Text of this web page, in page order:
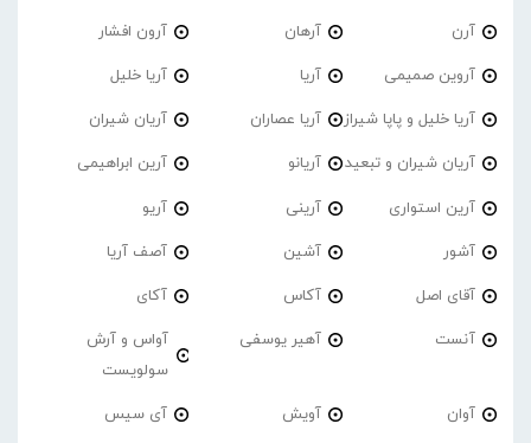
آرن آرهان آرون افشار
آروین صمیمی آریا آریا خلیل
آریا خلیل و پاپا شیراز آریا عصاران آریان شیران
آریان شیران و تبعید آریانو آرین ابراهیمی
آرین استواری آرینی آریو
آشور آشین آصف آریا
آقای اصل آکاس آکای
آنست آهیر یوسفی
آواس و آرش
سولویست
آوان آویش آی سیس